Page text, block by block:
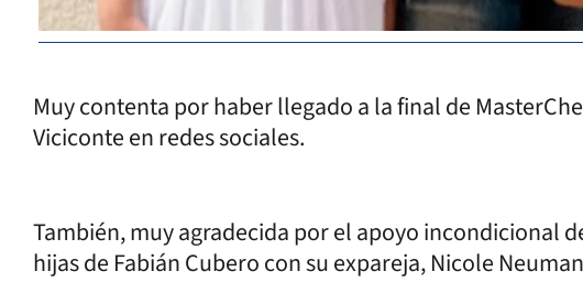
Muy contenta por haber llegado a la final de
Viciconte en redes sociales.
También, muy agradecida por el apoyo incondicional
hijas de Fabián Cubero con su expareja, Nicole